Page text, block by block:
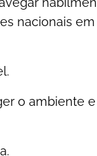
nacionais em
o ambiente e